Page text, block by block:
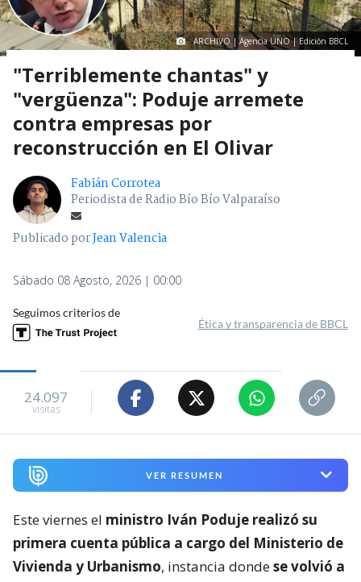
ARCHIVO | Agencia UNO | Edición BBCL
"Terriblemente chantas" y
"vergüenza": Poduje arremete
contra empresas por
reconstrucción en El Olivar
Fabián Corrotea
Periodista de Radio Bío Bío Valparaíso
Publicado porJean Valencia
Sábado 08 Agosto, 2026 | 00:00
Seguimos criterios de
Ética y transparencia de BBCL
24.097
visitas
VER RESUMEN
Este viernes el ministro Iván Poduje realizó su
primera cuenta pública a cargo del Ministerio de
Vivienda y Urbanismo, instancia dondese volvió a